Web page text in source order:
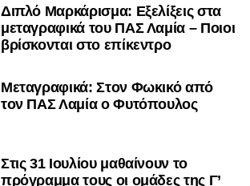
Διπλό Μαρκάρισμα: Εξελίξεις στα
μεταγραφικά του ΠΑΣ Λαμία – Ποιοι
βρίσκονται στο επίκεντρο
Μεταγραφικά: Στον Φωκικό από
τον ΠΑΣ Λαμία ο Φυτόπουλος
Στις 31 Ιουλίου μαθαίνουν το
πρόγραμμα τους οι ομάδες της Γ’